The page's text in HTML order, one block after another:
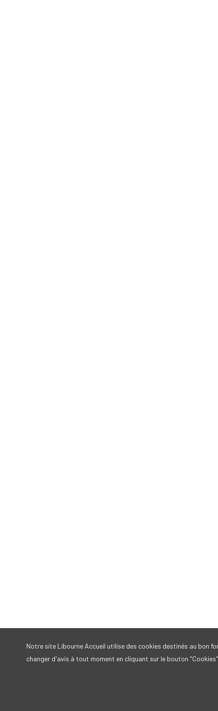
Notre site Libourne Accueil utilise des cookies destinés au bon
changer d'avis à tout moment en cliquant sur le bouton